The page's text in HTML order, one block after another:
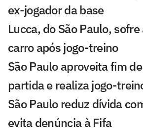
ex-jogador da base
Lucca, do São Paulo,
carro após jogo-treino
São Paulo aproveita fim
partida e realiza jogo-
São Paulo reduz dívida
evita denúncia à Fifa